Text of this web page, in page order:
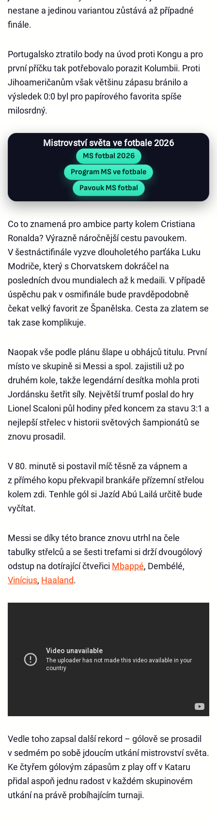
nestane a jedinou variantou zůstává až případné
finále.
Portugalsko ztratilo body na úvod proti Kongu a pro
první příčku tak potřebovalo porazit Kolumbii. Proti
Jihoameričanům však většinu zápasu bránilo a
výsledek 0:0 byl pro papírového favorita spíše
milosrdný.
Mistrovství světa ve fotbale 2026
MS fotbal 2026
Program MS ve fotbale
Pavouk MS fotbal
Co to znamená pro ambice party kolem Cristiana
Ronalda? Výrazně náročnější cestu pavoukem.
V šestnáctifinále vyzve dlouholetého parťáka Luku
Modriče, který s Chorvatskem dokráčel na
posledních dvou mundialech až k medaili. V případě
úspěchu pak v osmifinále bude pravděpodobně
čekat velký favorit ze Španělska. Cesta za zlatem se
tak zase komplikuje.
Naopak vše podle plánu šlape u obhájců titulu. První
místo ve skupině si Messi a spol. zajistili už po
druhém kole, takže legendární desítka mohla proti
Jordánsku šetřit síly. Největší trumf poslal do hry
Lionel Scaloni půl hodiny před koncem za stavu 3:1 a
nejlepší střelec v historii světových šampionátů se
znovu prosadil.
V 80. minutě si postavil míč těsně za vápnem a
z přímého kopu překvapil brankáře přízemní střelou
kolem zdi. Tenhle gól si Jazíd Abú Lailá určitě bude
vyčítat.
Messi se díky této brance znovu utrhl na čele
tabulky střelců a se šesti trefami si drží dvougólový
odstup na dotírající čtveřici Mbappé, Dembélé,
Vinícius, Haaland.
Vedle toho zapsal další rekord – gólově se prosadil
v sedmém po sobě jdoucím utkání mistrovství světa.
Ke čtyřem gólovým zápasům z play off v Kataru
přidal aspoň jednu radost v každém skupinovém
utkání na právě probíhajícím turnaji.